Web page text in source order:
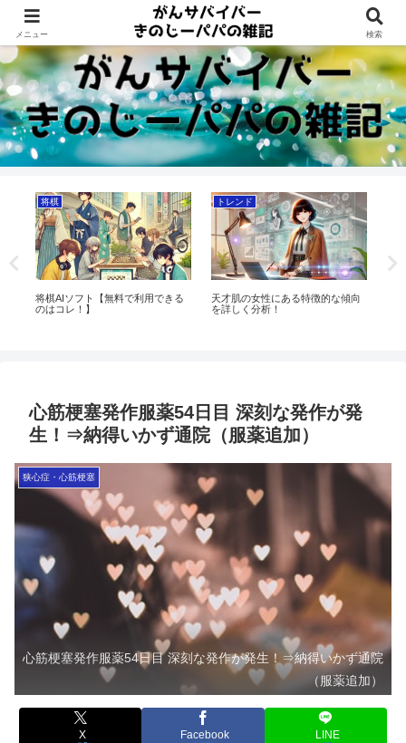
Dreams beyond 60s
将棋
将棋AIソフト【無料で利用できる
のはコレ！】
トレンド
天才肌の女性にある特徴的な傾向
を詳しく分析！
心筋梗塞発作服薬54日目 深刻な発作が発
生！⇒納得いかず通院（服薬追加）
狭心症・心筋梗塞
心筋梗塞発作服薬54日目 深刻な発作が発生！⇒納得いかず通院
（服薬追加）
X Facebook LINE
メニュー 検索